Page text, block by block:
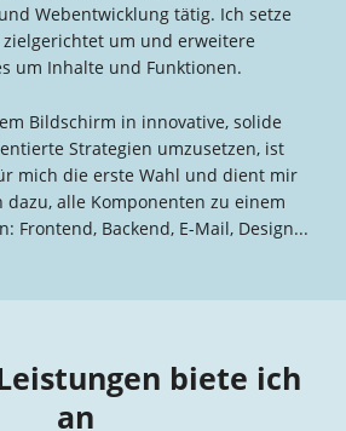
Webentwicklung tätig. Ich setze
um und erweitere
um Inhalte und Funktionen.
Bildschirm in innovative, solide
Strategien umzusetzen, ist
mich die erste Wahl und dient mir
alle Komponenten zu einem
Frontend, Backend, E-Mail, Design...
biete ich
an